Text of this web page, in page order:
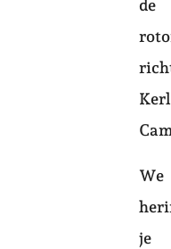
de
We
je